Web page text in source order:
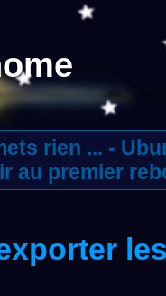
rien ... -
au premier